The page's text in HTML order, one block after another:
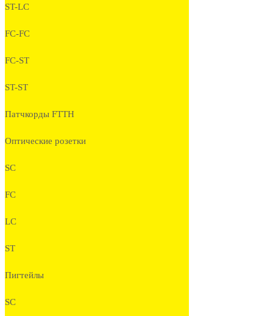
ST-LC
FC-FC
FC-ST
ST-ST
Патчкорды FTTH
Оптические розетки
SC
FC
LC
ST
Пигтейлы
SC